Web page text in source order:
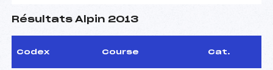
Résultats Alpin 2013
Codex Course Cat.